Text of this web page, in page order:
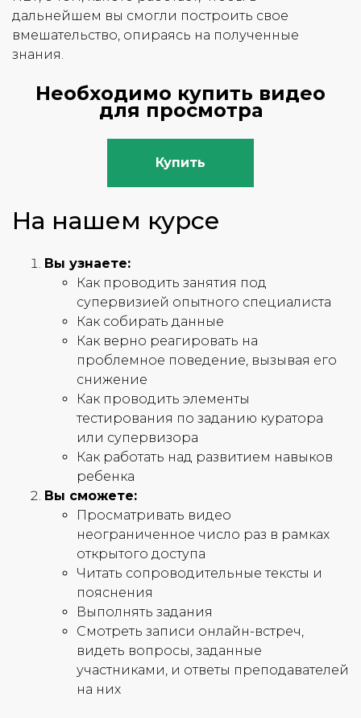
дальнейшем вы смогли построить свое
вмешательство, опираясь на полученные
знания.
Необходимо купить видео
для просмотра
Купить
На нашем курсе
Вы узнаете:
Как проводить занятия под
супервизией опытного специалиста
Как собирать данные
Как верно реагировать на
проблемное поведение, вызывая его
снижение
Как проводить элементы
тестирования по заданию куратора
или супервизора
Как работать над развитием навыков
ребенка
Вы сможете:
Просматривать видео
неограниченное число раз в рамках
открытого доступа
Читать сопроводительные тексты и
пояснения
Выполнять задания
Смотреть записи онлайн-встреч,
видеть вопросы, заданные
участниками, и ответы преподавателей
на них